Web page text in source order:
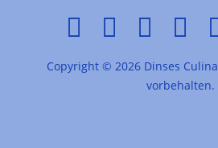
Copyright © 2026 Dinses
vorbehalten.